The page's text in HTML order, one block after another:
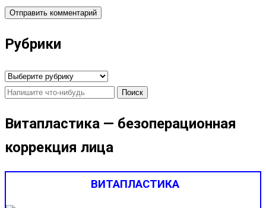
Рубрики
Рубрики
Найти:
Витапластика — безоперационная
коррекция лица
ВИТАПЛАСТИКА